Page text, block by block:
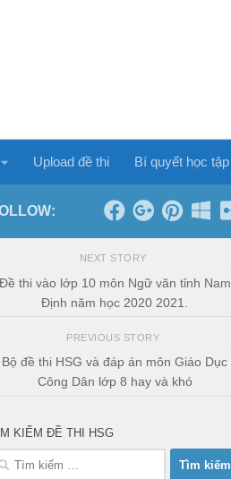
Upload đề thi Bí quyết học tập
NEXT STORY
Đề thi vào lớp 10 môn Ngữ văn tỉnh Nam
Định năm học 2020 2021.
PREVIOUS STORY
Bộ đề thi HSG và đáp án môn Giáo Dục
Công Dân lớp 8 hay và khó
KIẾM ĐỀ THI HSG